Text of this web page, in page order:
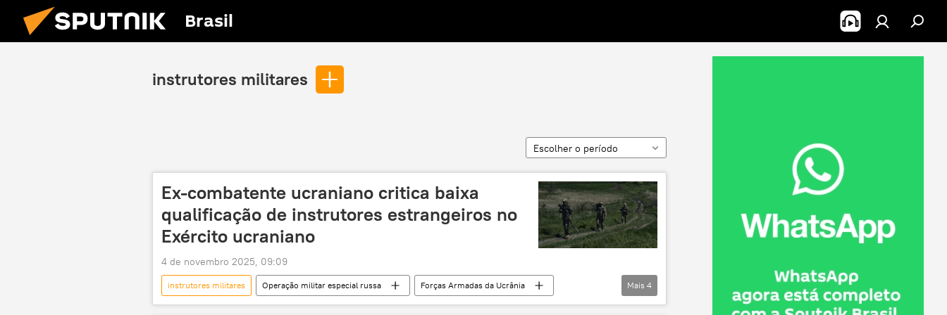
Brasil
instrutores militares
Escolher o período
Ex-combatente ucraniano critica baixa
qualificação de instrutores estrangeiros no
Exército ucraniano
4 de novembro 2025, 09:09
instrutores militares Operação militar especial russa
Forças Armadas da Ucrânia
Estados Unidos
Canadá Rússia erros
Mais 4